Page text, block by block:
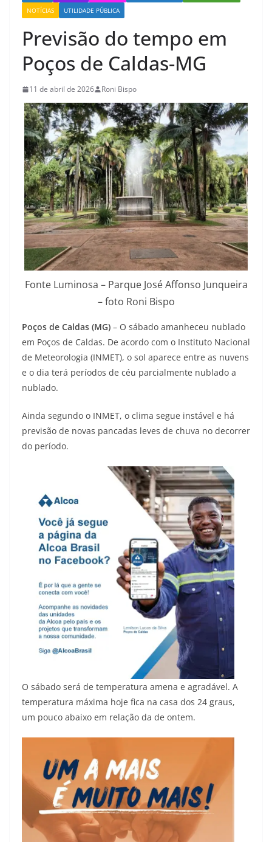
NOTÍCIAS
UTILIDADE PÚBLICA
Previsão do tempo em
Poços de Caldas-MG
11 de abril de 2026 Roni Bispo
Fonte Luminosa – Parque José Affonso Junqueira
– foto Roni Bispo
Poços de Caldas (MG) – O sábado amanheceu nublado
em Poços de Caldas. De acordo com o Instituto Nacional
de Meteorologia (INMET), o sol aparece entre as nuvens
e o dia terá períodos de céu parcialmente nublado a
nublado.
Ainda segundo o INMET, o clima segue instável e há
previsão de novas pancadas leves de chuva no decorrer
do período.
O sábado será de temperatura amena e agradável. A
temperatura máxima hoje fica na casa dos 24 graus,
um pouco abaixo em relação da de ontem.